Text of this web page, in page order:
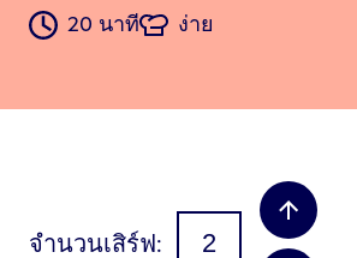
20 นาที ง่าย
จำนวนเสิร์ฟ